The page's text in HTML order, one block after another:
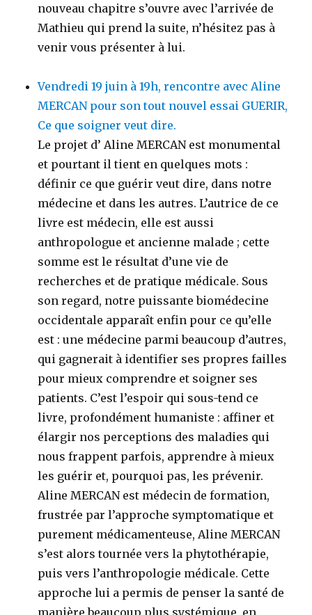
nouveau chapitre s’ouvre avec l’arrivée de
Mathieu qui prend la suite, n’hésitez pas à
venir vous présenter à lui.
Vendredi 19 juin à 19h, rencontre avec Aline
MERCAN pour son tout nouvel essai GUERIR,
Ce que soigner veut dire.
Le projet d’ Aline MERCAN est monumental
et pourtant il tient en quelques mots :
définir ce que guérir veut dire, dans notre
médecine et dans les autres. L’autrice de ce
livre est médecin, elle est aussi
anthropologue et ancienne malade ; cette
somme est le résultat d’une vie de
recherches et de pratique médicale. Sous
son regard, notre puissante biomédecine
occidentale apparaît enfin pour ce qu’elle
est : une médecine parmi beaucoup d’autres,
qui gagnerait à identifier ses propres failles
pour mieux comprendre et soigner ses
patients. C’est l’espoir qui sous-tend ce
livre, profondément humaniste : affiner et
élargir nos perceptions des maladies qui
nous frappent parfois, apprendre à mieux
les guérir et, pourquoi pas, les prévenir.
Aline MERCAN est médecin de formation,
frustrée par l’approche symptomatique et
purement médicamenteuse, Aline MERCAN
s’est alors tournée vers la phytothérapie,
puis vers l’anthropologie médicale. Cette
approche lui a permis de penser la santé de
manière beaucoup plus systémique, en